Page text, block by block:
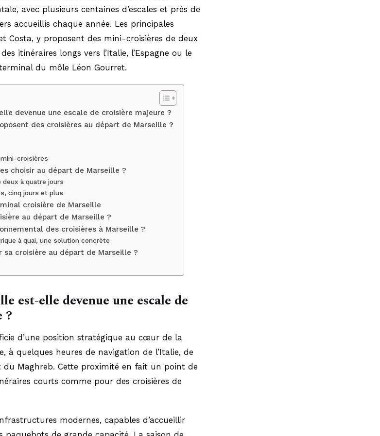
avec plusieurs centaines d’escales et près de
accueillis chaque année. Les principales
Costa, y proposent des mini-croisières de deux
itinéraires longs vers l’Italie, l’Espagne ou le
du môle Léon Gourret.
devenue une escale de croisière majeure ?
des croisières au départ de Marseille ?
croisières
choisir au départ de Marseille ?
à quatre jours
cinq jours et plus
croisière de Marseille
au départ de Marseille ?
des croisières à Marseille ?
à quai, une solution concrète
sa croisière au départ de Marseille ?
est-elle devenue une escale de
?
d’une position stratégique au cœur de la
à quelques heures de navigation de l’Italie, de
du Maghreb. Cette proximité en fait un point de
courts comme pour des croisières de
modernes, capables d’accueillir